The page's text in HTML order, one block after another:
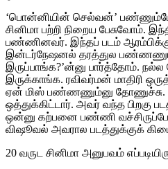
‘பொன்னியின் செல்வன்’
சினிமா பற்றி நிறைய பேசுவோம்.
பண்ணினவர். இந்தப் படம்
இன்டர்நேஷனல் தரத்துல பண்ணணும்,
இருப்பாங்க?’ன்னு பார்த்தோம். நல்ல
இருக்காங்க. ரவிவர்மன் மாதிரி
ஏன் மிஸ் பண்ணணும்னு தோணுச்சு.
ஒத்துக்கிட்டார். அவர் வந்த பிறகு
ஒன்னு கற்பனை பண்ணி
விஷூவல் அவரால படத்துக்குக்
20 வருட சினிமா அனுபவம்